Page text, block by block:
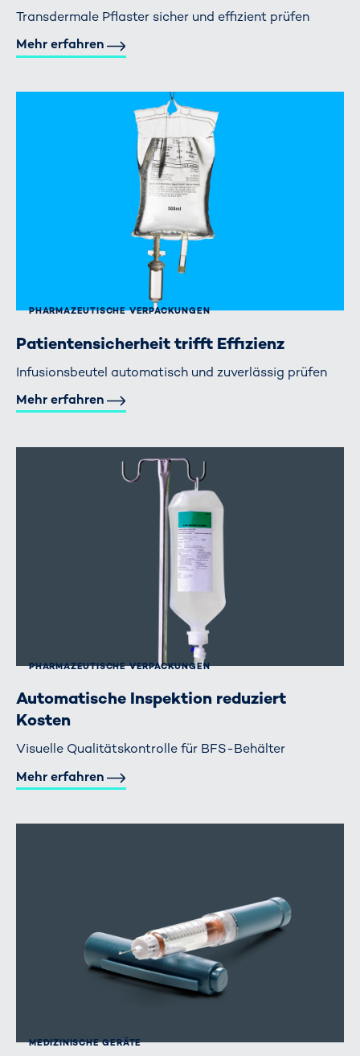
Transdermale Pflaster sicher und effizient prüfen
Mehr erfahren
PHARMAZEUTISCHE VERPACKUNGEN
Patientensicherheit trifft Effizienz
Infusionsbeutel automatisch und zuverlässig prüfen
Mehr erfahren
PHARMAZEUTISCHE VERPACKUNGEN
Automatische Inspektion reduziert
Kosten
Visuelle Qualitätskontrolle für BFS-Behälter
Mehr erfahren
MEDIZINISCHE GERÄTE